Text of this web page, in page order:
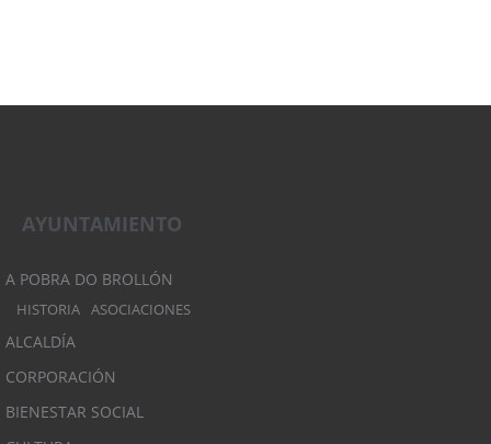
AYUNTAMIENTO
A POBRA DO BROLLÓN
HISTORIA ASOCIACIONES
ALCALDÍA
CORPORACIÓN
BIENESTAR SOCIAL